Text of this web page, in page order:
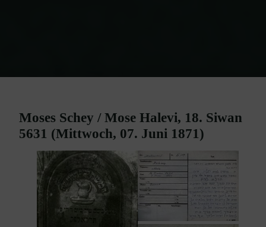
Moses Schey / Mose Halevi, 18. Siwan
5631 (Mittwoch, 07. Juni 1871)